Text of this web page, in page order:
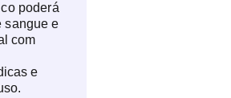
poderá
sangue e
com
e